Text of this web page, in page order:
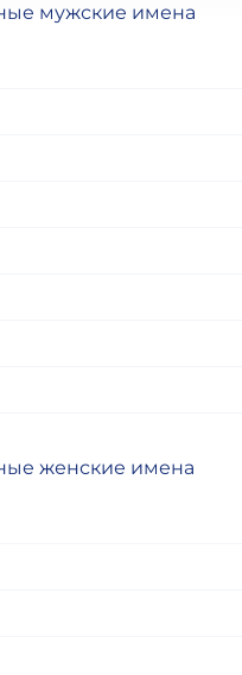
мужские имена
женские имена